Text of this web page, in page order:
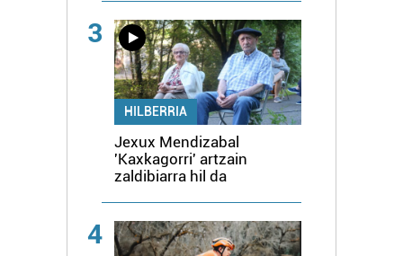
3
HILBERRIA
Jexux Mendizabal
'Kaxkagorri' artzain
zaldibiarra hil da
4